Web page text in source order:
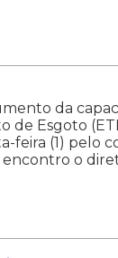
da
Esgoto
feira (1) pelo
encontro o